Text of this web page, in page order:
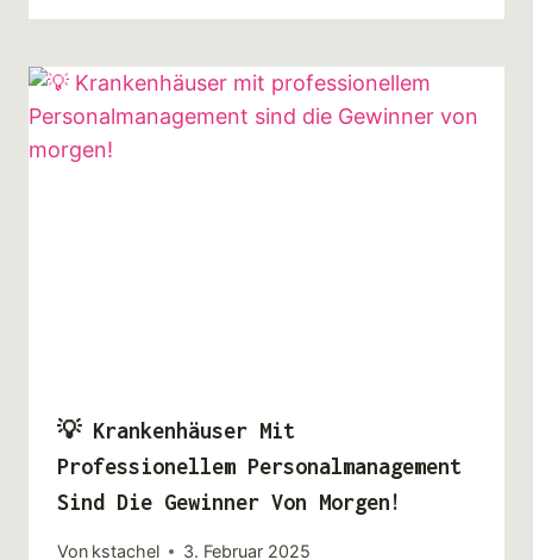
💡 Krankenhäuser Mit
Professionellem Personalmanagement
Sind Die Gewinner Von Morgen!
Von kstachel 3. Februar 2025